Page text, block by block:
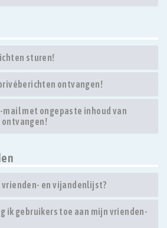
sturen!
ontvangen!
mail met ongepaste inhoud van
ontvangen!
en vijandenlijst?
ik gebruikers toe aan mijn vrienden-